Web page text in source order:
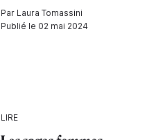
Par Laura Tomassini
Publié le 02 mai 2024
LIRE